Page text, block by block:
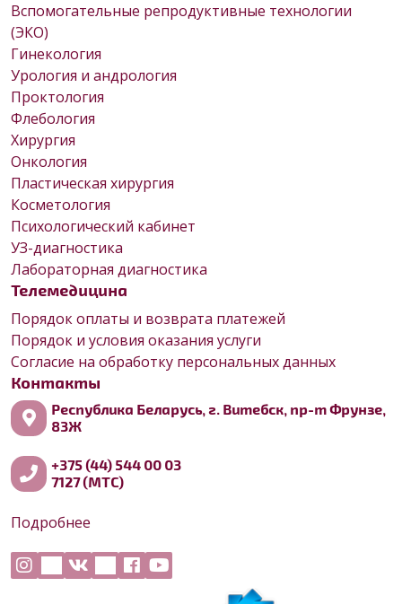
Вспомогательные репродуктивные технологии
(ЭКО)
Гинекология
Урология и андрология
Проктология
Флебология
Хирургия
Онкология
Пластическая хирургия
Косметология
Психологический кабинет
УЗ-диагностика
Лабораторная диагностика
Телемедицина
Порядок оплаты и возврата платежей
Порядок и условия оказания услуги
Согласие на обработку персональных данных
Контакты
Республика Беларусь, г. Витебск, пр-т Фрунзе,
83Ж
+375 (44) 544 00 03
7127 (МТС)
Подробнее